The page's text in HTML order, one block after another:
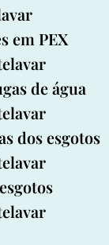
em PEX
de água
dos esgotos